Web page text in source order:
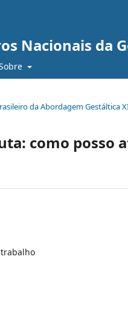
Nacionais da
da Abordagem Gestáltica
como posso